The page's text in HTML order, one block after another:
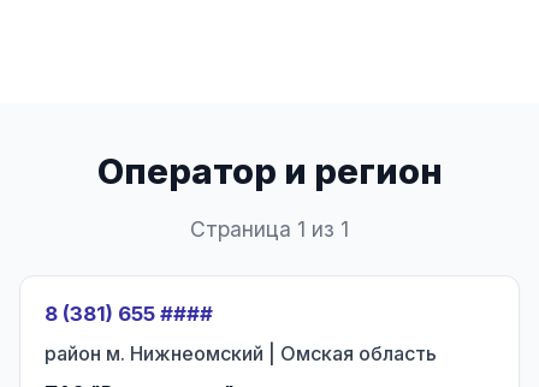
Оператор и регион
Страница 1 из 1
8 (381) 655 ####
район м. Нижнеомский | Омская область